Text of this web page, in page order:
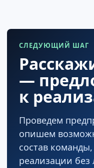
СЛЕДУЮЩИЙ ШАГ
—
к
Проведем
опишем
состав
реализации